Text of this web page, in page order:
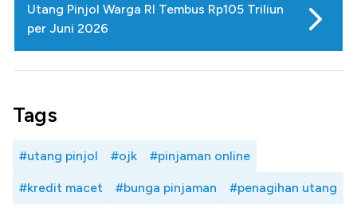
Utang Pinjol Warga RI Tembus Rp105 Triliun
per Juni 2026
Tags
#utang pinjol #ojk #pinjaman online
#kredit macet #bunga pinjaman #penagihan utang